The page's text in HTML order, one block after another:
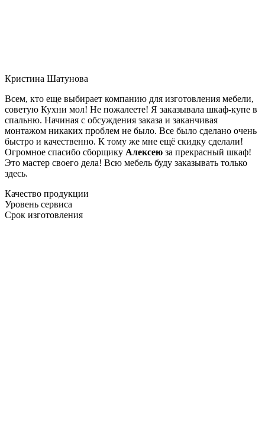
Кристина Шатунова
Всем, кто еще выбирает компанию для изготовления мебели,
советую Кухни мол! Не пожалеете! Я заказывала шкаф-купе в
спальню. Начиная с обсуждения заказа и заканчивая
монтажом никаких проблем не было. Все было сделано очень
быстро и качественно. К тому же мне ещё скидку сделали!
Огромное спасибо сборщику Алексею за прекрасный шкаф!
Это мастер своего дела! Всю мебель буду заказывать только
здесь.
Качество продукции
Уровень сервиса
Срок изготовления